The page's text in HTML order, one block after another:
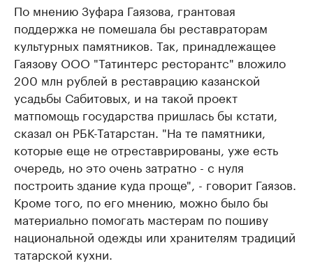
По мнению Зуфара Гаязова, грантовая
поддержка не помешала бы реставраторам
культурных памятников. Так, принадлежащее
Гаязову ООО "Татинтерс ресторантс" вложило
200 млн рублей в реставрацию казанской
усадьбы Сабитовых, и на такой проект
матпомощь государства пришлась бы кстати,
сказал он РБК-Татарстан. "На те памятники,
которые еще не отреставрированы, уже есть
очередь, но это очень затратно - с нуля
построить здание куда проще", - говорит Гаязов.
Кроме того, по его мнению, можно было бы
материально помогать мастерам по пошиву
национальной одежды или хранителям традиций
татарской кухни.